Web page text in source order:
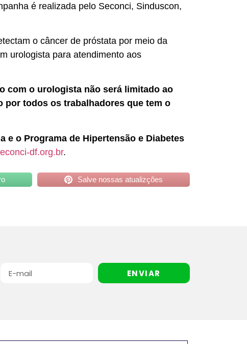
é realizada pelo Seconci, Sinduscon,
o câncer de próstata por meio da
urologista para atendimento aos
com o urologista não será limitado ao
por todos os trabalhadores que tem o
e o Programa de Hipertensão e Diabetes
df.org.br.
Salve nossas atualizções
ENVIAR